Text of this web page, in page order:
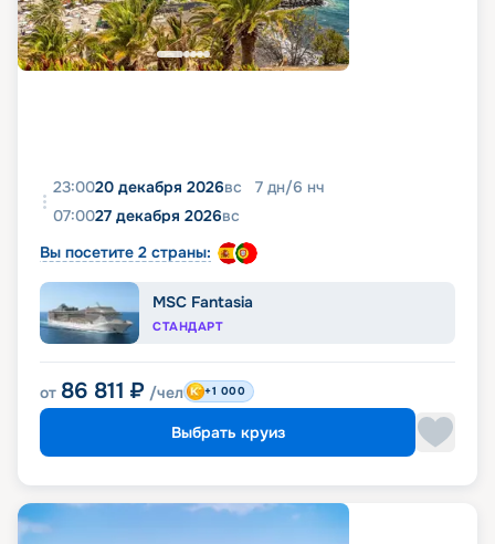
23:0020 декабря 2026вс 7 дн/6 нч
07:0027 декабря 2026вс
Вы посетите 2 страны:
MSC Fantasia
СТАНДАРТ
от 86 811 ₽ /чел +1 000
Выбрать круиз